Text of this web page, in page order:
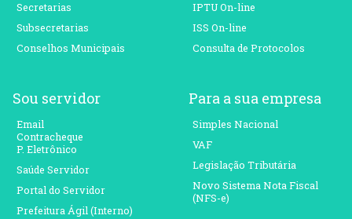
Secretarias
Subsecretarias
Conselhos Municipais
IPTU On-line
ISS On-line
Consulta de Protocolos
Sou servidor
Email
Contracheque
P. Eletrônico
Saúde Servidor
Portal do Servidor
Prefeitura Ágil (Interno)
Para a sua empresa
Simples Nacional
VAF
Legislação Tributária
Novo Sistema Nota Fiscal
(NFS-e)